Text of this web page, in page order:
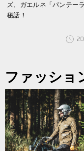
ズ、ガエルネ「パンテー
秘話！
ファッショ